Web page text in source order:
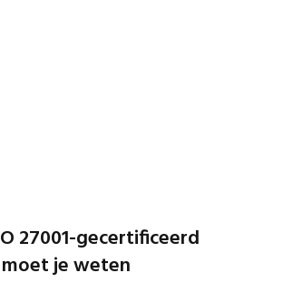
27001-gecertificeerd
je weten